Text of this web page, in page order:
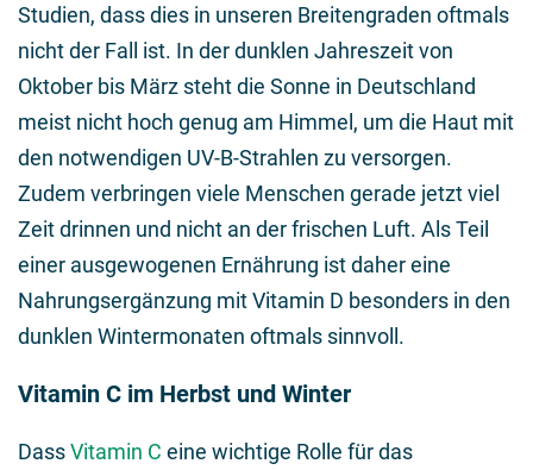
Studien, dass dies in unseren Breitengraden oftmals
nicht der Fall ist. In der dunklen Jahreszeit von
Oktober bis März steht die Sonne in Deutschland
meist nicht hoch genug am Himmel, um die Haut mit
den notwendigen UV-B-Strahlen zu versorgen.
Zudem verbringen viele Menschen gerade jetzt viel
Zeit drinnen und nicht an der frischen Luft. Als Teil
einer ausgewogenen Ernährung ist daher eine
Nahrungsergänzung mit Vitamin D besonders in den
dunklen Wintermonaten oftmals sinnvoll.
Vitamin C im Herbst und Winter
DassVitamin C eine wichtige Rolle für das